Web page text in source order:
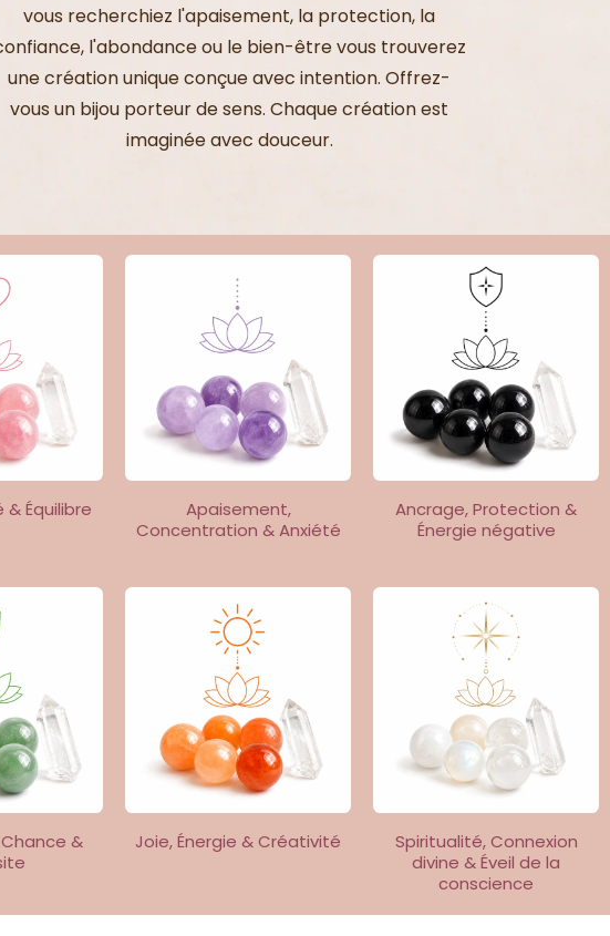
vous recherchiez l'apaisement, la protection, la
l'abondance ou le bien-être vous trouverez
une création unique conçue avec intention. Offrez-
vous un bijou porteur de sens. Chaque création est
imaginée avec douceur.
Ancrage, Protection &
Énergie négative
Apaisement,
Concentration & Anxiété
Équilibre
Joie, Énergie & Créativité
Spiritualité, Connexion
divine & Éveil de la
conscience
&